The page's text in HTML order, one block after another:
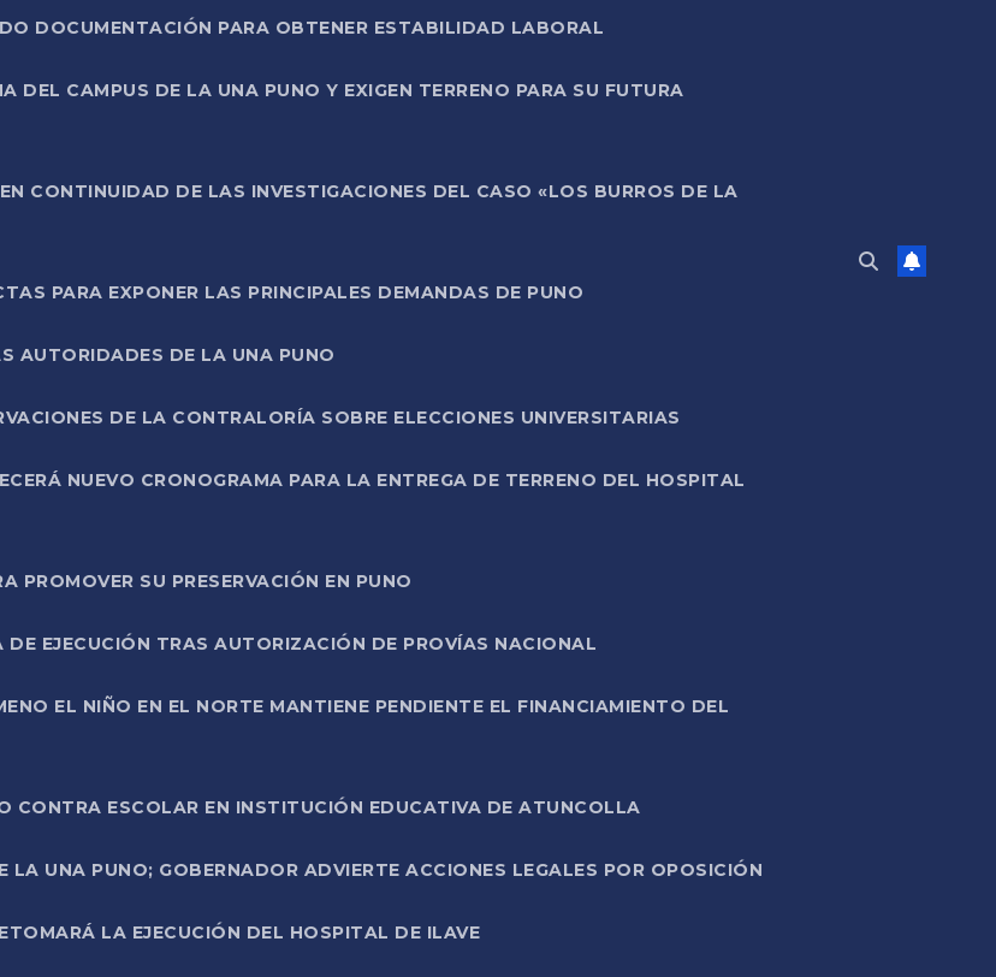
DOCUMENTACIÓN PARA OBTENER ESTABILIDAD LABORAL
CAMPUS DE LA UNA PUNO Y EXIGEN TERRENO PARA SU FUTURA
CONTINUIDAD DE LAS INVESTIGACIONES DEL CASO «LOS BURROS DE LA
PARA EXPONER LAS PRINCIPALES DEMANDAS DE PUNO
AUTORIDADES DE LA UNA PUNO
DE LA CONTRALORÍA SOBRE ELECCIONES UNIVERSITARIAS
NUEVO CRONOGRAMA PARA LA ENTREGA DE TERRENO DEL HOSPITAL
PROMOVER SU PRESERVACIÓN EN PUNO
EJECUCIÓN TRAS AUTORIZACIÓN DE PROVÍAS NACIONAL
EL NIÑO EN EL NORTE MANTIENE PENDIENTE EL FINANCIAMIENTO DEL
CONTRA ESCOLAR EN INSTITUCIÓN EDUCATIVA DE ATUNCOLLA
UNA PUNO; GOBERNADOR ADVIERTE ACCIONES LEGALES POR OPOSICIÓN
LA EJECUCIÓN DEL HOSPITAL DE ILAVE